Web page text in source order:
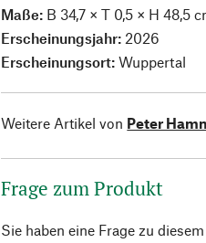
Maße: B 34,7 × T 0,5 × H 48,5
Erscheinungsjahr: 2026
Erscheinungsort:Wuppertal
Weitere Artikel von Peter
Frage zum Produkt
Sie haben eine Frage zu